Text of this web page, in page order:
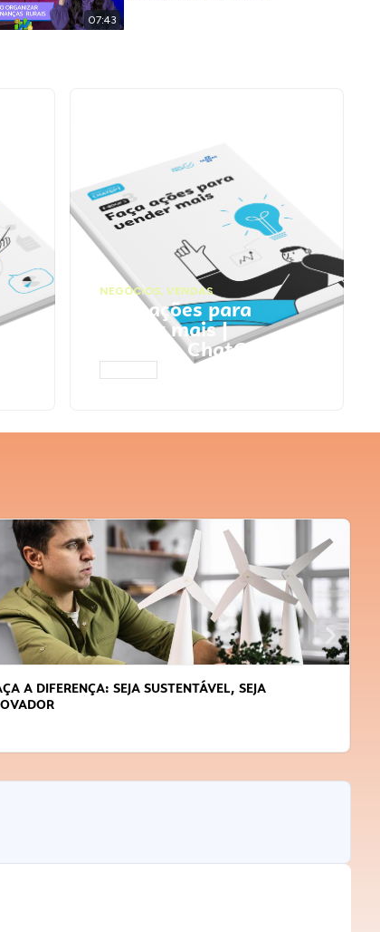
07:43
NEGÓCIOS, VENDAS
Faça ações para
vender mais |
Prompts ChatGPT
A GERENCIAR O SEU TEMPO